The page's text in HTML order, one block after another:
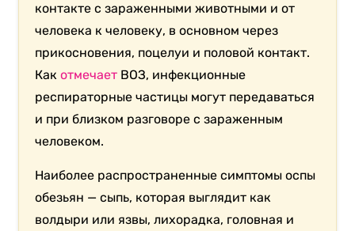
контакте с зараженными животными и от
человека к человеку, в основном через
прикосновения, поцелуи и половой контакт.
Какотмечает ВОЗ, инфекционные
респираторные частицы могут передаваться
и при близком разговоре с зараженным
человеком.
Наиболее распространенные симптомы оспы
обезьян — сыпь, которая выглядит как
волдыри или язвы, лихорадка, головная и